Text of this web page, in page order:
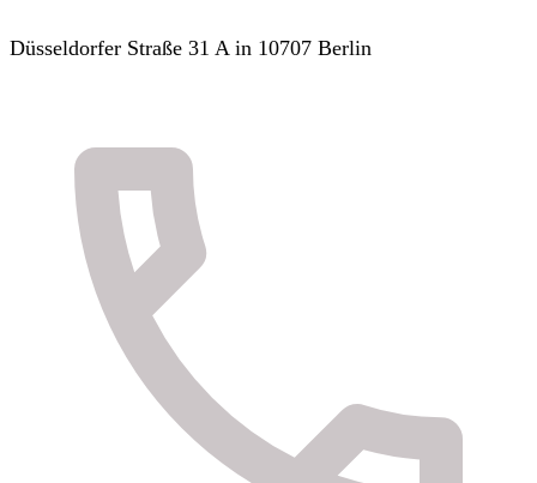
Düsseldorfer Straße 31 A in 10707 Berlin